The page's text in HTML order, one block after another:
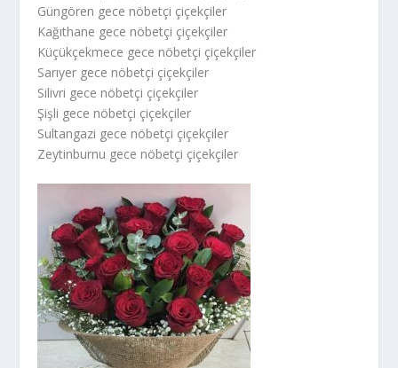
Güngören gece nöbetçi çiçekçiler
Kağıthane gece nöbetçi çiçekçiler
Küçükçekmece gece nöbetçi çiçekçiler
Sarıyer gece nöbetçi çiçekçiler
Silivri gece nöbetçi çiçekçiler
Şişli gece nöbetçi çiçekçiler
Sultangazi gece nöbetçi çiçekçiler
Zeytinburnu gece nöbetçi çiçekçiler